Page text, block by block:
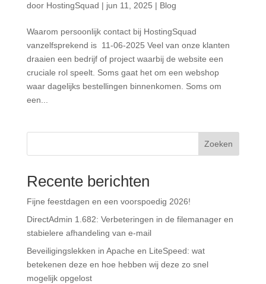
door HostingSquad | jun 11, 2025 | Blog
Waarom persoonlijk contact bij HostingSquad
vanzelfsprekend is 11-06-2025 Veel van onze klanten
draaien een bedrijf of project waarbij de website een
cruciale rol speelt. Soms gaat het om een webshop
waar dagelijks bestellingen binnenkomen. Soms om
een...
Zoeken
Recente berichten
Fijne feestdagen en een voorspoedig 2026!
DirectAdmin 1.682: Verbeteringen in de filemanager en
stabielere afhandeling van e-mail
Beveiligingslekken in Apache en LiteSpeed: wat
betekenen deze en hoe hebben wij deze zo snel
mogelijk opgelost